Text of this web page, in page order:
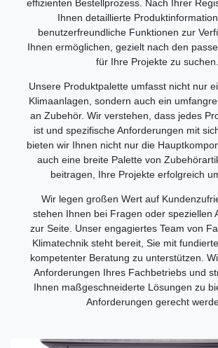
effizienten Bestellprozess. Nach Ihrer
Ihnen detaillierte
benutzerfreundliche Funktionen zur
Ihnen ermöglichen, gezielt nach den
für Ihre Projekte zu suchen.
Unsere Produktpalette umfasst nicht nur
Klimaanlagen, sondern auch ein
an Zubehör. Wir verstehen, dass jedes
ist und spezifische Anforderungen mit
bieten wir Ihnen nicht nur die
auch eine breite Palette von
beitragen, Ihre Projekte erfolgreich
Wir legen großen Wert auf
stehen Ihnen bei Fragen oder speziellen
zur Seite. Unser engagiertes Team von
Klimatechnik steht bereit, Sie mit
kompetenter Beratung zu unterstützen.
Anforderungen Ihres Fachbetriebs und
Ihnen maßgeschneiderte Lösungen zu
Anforderungen gerecht